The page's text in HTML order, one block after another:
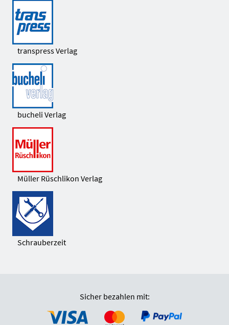
transpress Verlag
bucheli Verlag
Müller Rüschlikon Verlag
Schrauberzeit
Sicher bezahlen mit: